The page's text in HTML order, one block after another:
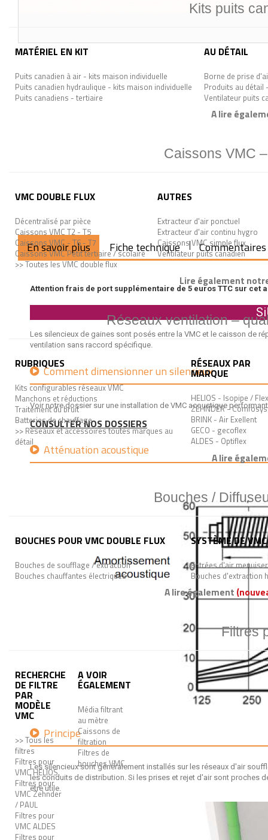
Kits puits
MATÉRIEL EN KIT
Puits canadien à air - kits maison individuelle
Puits canadien hydraulique - kits maison individuelle
Puits canadiens - tertiaire
AU DÉTAIL
Borne de prise
Produits au détail
Ventilateur puits
A lire
Caissons VMC
VMC DOUBLE FLUX
Décentralisé par pièce
Caissons VMC T2 - T5
Caissons VMC - T6 - T7
Caissons VMC Petit tertiaire / scolaire
>> Toutes les VMC double flux
AUTRES
Extracteur d'air ponctuel
Extracteur d'air continu hygro
Caissons VMC simple flux
Ventilateur puits canadien
Lire également
Réseaux ventilation –
RUBRIQUES
Kits configurables réseaux VMC
Manchons et réductions
Traitement du bruit
Batteries de chauffage
>> Réseaux et accessoires toutes marques au
détail
RÉSEAUX PAR
MARQUE
HELIOS - Isopipe /
ZEHNDER -
BRINK - Air Exellent
GECO - gecoflex
ALDES - Optiflex
A lire
Bouches /
BOUCHES POUR VMC DOUBLE FLUX
Bouches de soufflage / extraction
Bouches chauffantes électriques
SYSTÈME DE
Entrées d'air
Bouches d'extraction
A lire également
Filtres
RECHERCHE
DE FILTRE
PAR
MODÈLE
VMC
>> Tous les
filtres
Filtres pour
VMC HELIOS
Filtres pour
VMC Zehnder
/ PAUL
Filtres pour
VMC ALDES
Filtres pour
A VOIR
ÉGALEMENT
Média filtrant
au mètre
Caissons de
filtration
Filtres de
bouches VMC
En savoir plus Fiche technique Commentaires
Attention frais de port supplémentaire de 5 euros TTC sur cet
Les silencieux de gaines sont posés entre la VMC et le caisson de
ventilation sans raccord spécifique.
Comment dimensionner un silencieux
Voir notre dossier sur une installation de VMC acoustique
CONSULTER NOS DOSSIERS
Atténuation acoustique
Principe
Les silencieux sont généralement installés sur les réseaux d'air
les conduits de distribution. Si les prises et rejet d'air sont proches
être utile.